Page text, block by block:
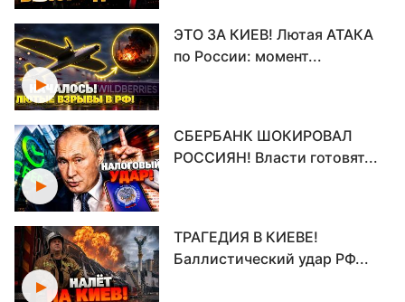
ЭТО ЗА КИЕВ! Лютая АТАКА
по России: момент...
СБЕРБАНК ШОКИРОВАЛ
РОССИЯН! Власти готовят...
ТРАГЕДИЯ В КИЕВЕ!
Баллистический удар РФ...